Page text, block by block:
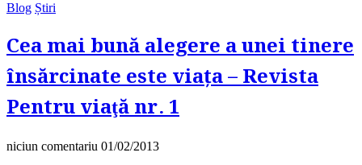
Blog Știri
Cea mai bună alegere a unei tinere
însărcinate este viața – Revista
Pentru viaţă nr. 1
niciun comentariu 01/02/2013